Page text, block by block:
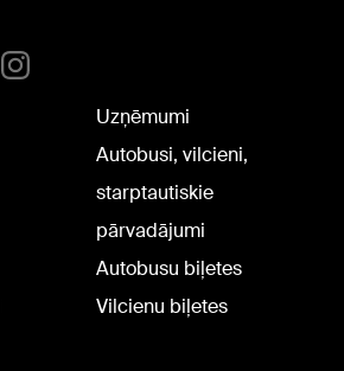
Uzņēmumi
Autobusi, vilcieni,
starptautiskie
pārvadājumi
Autobusu biļetes
Vilcienu biļetes